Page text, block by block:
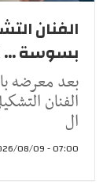
الفنان
بسوسة ...
بعد معرضه
الفنان
ال
07:00 - 2026/08/09